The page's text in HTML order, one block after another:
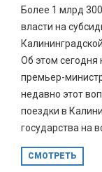
Более 1 млрд
власти на
Об этом сегодня
премьер-
недавно этот
поездки в
государства на
СМОТРЕТЬ